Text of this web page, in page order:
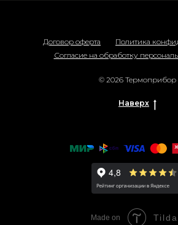
Договор оферта
Политика
Согласие на обработку
© 2026 Термоприбор
Наверх
Made on Tilda